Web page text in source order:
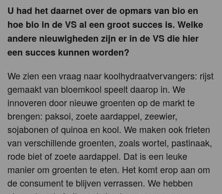
U had het daarnet over de opmars van bio en
hoe bio in de VS al een groot succes is. Welke
andere nieuwigheden zijn er in de VS die hier
een succes kunnen worden?
We zien een vraag naar koolhydraatvervangers: rijst
gemaakt van bloemkool speelt daarop in. We
innoveren door nieuwe groenten op de markt te
brengen: paksoi, zoete aardappel, zeewier,
sojabonen of quinoa en kool. We maken ook frieten
van verschillende groenten, zoals wortel, pastinaak,
rode biet of zoete aardappel. Dat is een leuke
manier om groenten te eten. Het komt erop aan om
de consument te blijven verrassen. We hebben